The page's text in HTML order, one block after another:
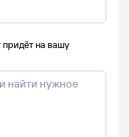
на вашу